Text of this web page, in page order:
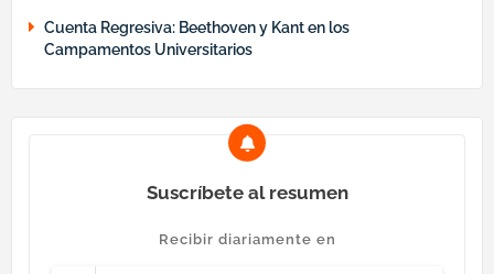
Cuenta Regresiva: Beethoven y Kant en los
Campamentos Universitarios
Suscríbete al resumen
Recibir diariamente en